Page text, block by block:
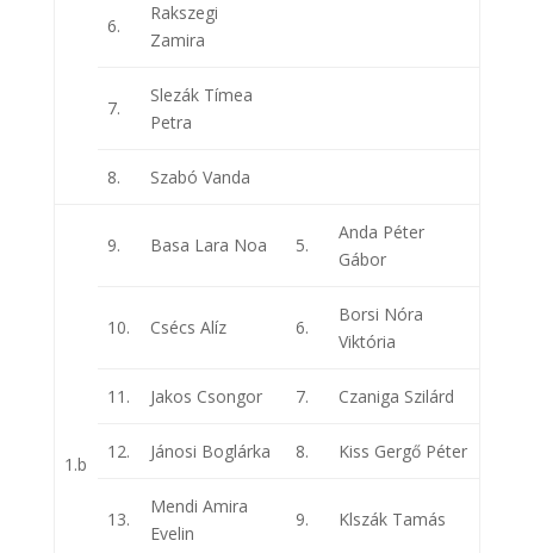
6.
Rakszegi
Zamira
7.
Slezák Tímea
Petra
8. Szabó Vanda
1.b
9. Basa Lara Noa 5.
Anda Péter
Gábor
10. Csécs Alíz 6.
Borsi Nóra
Viktória
11. Jakos Csongor 7. Czaniga Szilárd
12. Jánosi Boglárka 8. Kiss Gergő Péter
13.
Mendi Amira
Evelin
9. Klszák Tamás